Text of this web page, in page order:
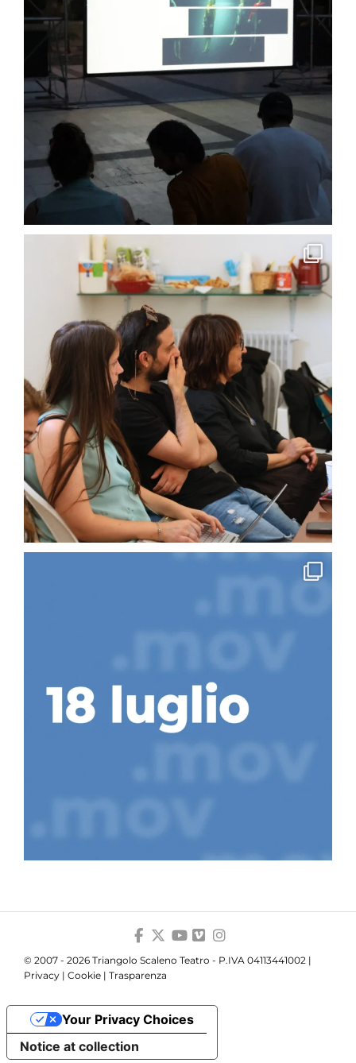
© 2007 - 2026 Triangolo Scaleno Teatro - P.IVA 04113441002 |
Privacy | Cookie | Trasparenza
Notice at collection
Your Privacy Choices